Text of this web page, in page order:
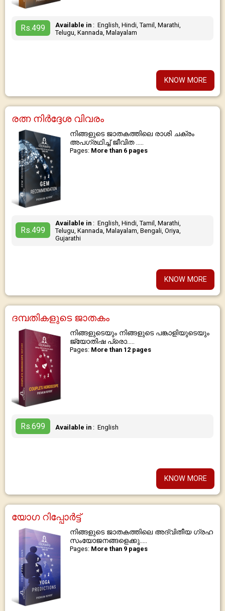
Rs.499 Available in : English, Hindi, Tamil, Marathi,
Telugu, Kannada, Malayalam
KNOW MORE
രത്ന നിര്‍ദ്ദേശ വിവരം
നിങ്ങളുടെ ജാതകത്തിലെ രാശി ചക്രം
അപഗ്രഥിച്ച് ജീവിത .....
Pages: More than 6 pages
Rs.499
Available in : English, Hindi, Tamil, Marathi,
Telugu, Kannada, Malayalam, Bengali, Oriya,
Gujarathi
KNOW MORE
ദമ്പതികളുടെ ജാതകം
നിങ്ങളുടെയും നിങ്ങളുടെ പങ്കാളിയുടെയും
ജ്യോതിഷ പ്രൊ.....
Pages: More than 12 pages
Rs.699 Available in : English
KNOW MORE
യോഗ റിപ്പോർട്ട്
നിങ്ങളുടെ ജാതകത്തിലെ അദ്വിതീയ ഗ്രഹ
സംയോജനങ്ങളെക്കു.....
Pages: More than 9 pages